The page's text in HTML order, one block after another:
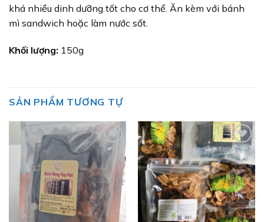
khá nhiều dinh dưỡng tốt cho cơ thể. Ăn kèm với bánh
mì sandwich hoặc làm nước sốt.
Khối lượng: 150g
SẢN PHẨM TƯƠNG TỰ
Add to
wishlist
Add to
wishlist